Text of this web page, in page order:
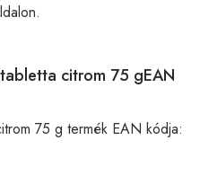
citrom 75 gEAN
75 g termék EAN kódja: